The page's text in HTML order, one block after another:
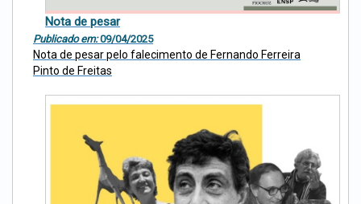
Nota de pesar
Publicado em:09/04/2025
Nota de pesar pelo falecimento de Fernando Ferreira
Pinto de Freitas